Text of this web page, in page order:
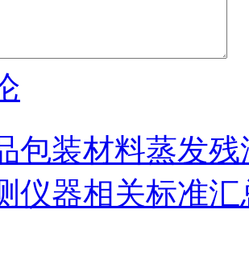
包装材料蒸发
仪器相关标准汇